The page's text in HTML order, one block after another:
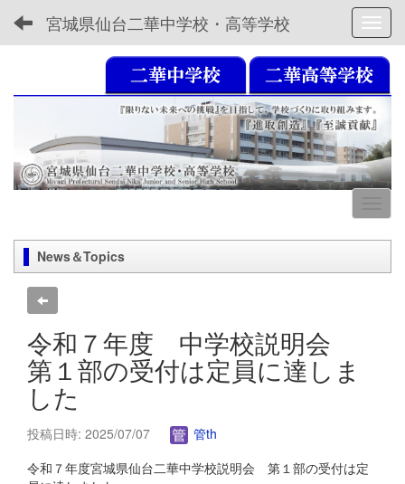
宮城県仙台二華中学校・高等学校
News＆Topics
令和７年度 中学校説明会
第１部の受付は定員に達しま
した
投稿日時: 2025/07/07
管th
令和７年度宮城県仙台二華中学校説明会 第１部の受付は定